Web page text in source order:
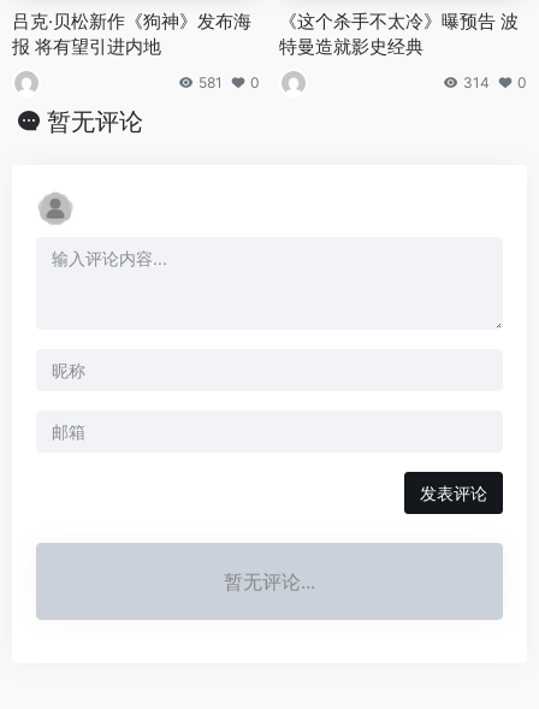
吕克·贝松新作《狗神》发布海
报 将有望引进内地
581 0
《这个杀手不太冷》曝预告 波
特曼造就影史经典
314 0
暂无评论
发表评论
暂无评论...